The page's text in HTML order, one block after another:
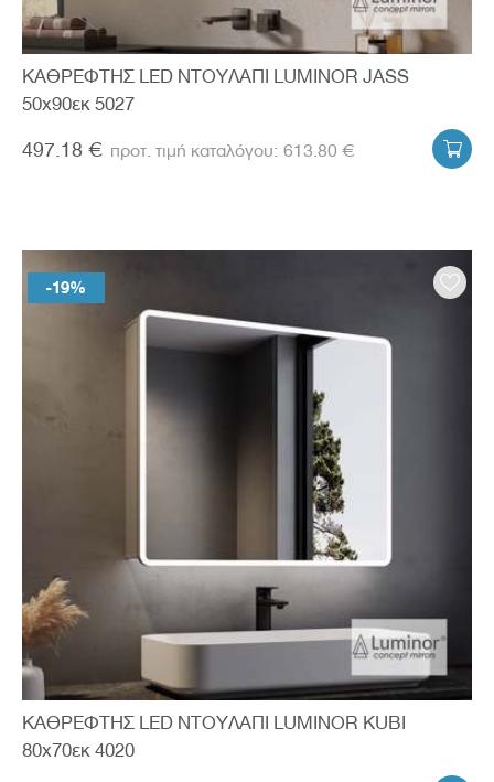
ΚΑΘΡΕΦΤΗΣ LED ΝΤΟΥΛΑΠΙ LUMINOR JASS
50x90εκ 5027
497.18 € 613.80 € 
-19%
ΚΑΘΡΕΦΤΗΣ LED ΝΤΟΥΛΑΠΙ LUMINOR KUBI
80x70εκ 4020